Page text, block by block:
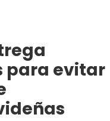
para evitar